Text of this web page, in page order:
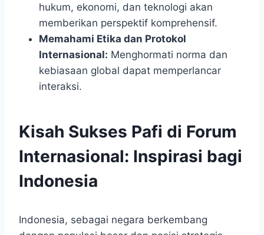
hukum, ekonomi, dan teknologi akan
memberikan perspektif komprehensif.
Memahami Etika dan Protokol
Internasional: Menghormati norma dan
kebiasaan global dapat memperlancar
interaksi.
Kisah Sukses Pafi di Forum
Internasional: Inspirasi bagi
Indonesia
Indonesia, sebagai negara berkembang